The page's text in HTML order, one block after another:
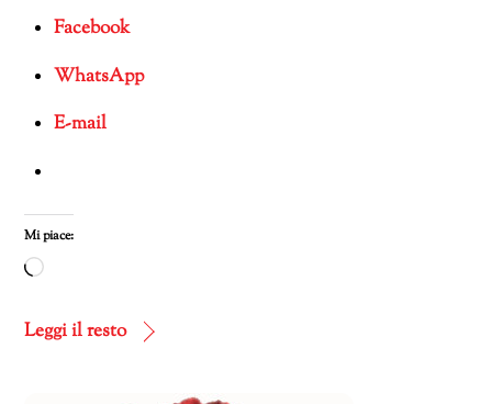
Facebook
WhatsApp
E-mail
Mi piace:
Caricamento
corso…
Leggi il resto